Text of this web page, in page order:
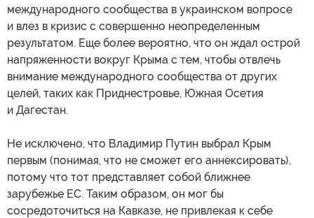
международного сообщества в украинском вопросе
и влез в кризис с совершенно неопределенным
результатом. Еще более вероятно, что он ждал острой
напряженности вокруг Крыма с тем, чтобы отвлечь
внимание международного сообщества от других
целей, таких как Приднестровье, Южная Осетия
и Дагестан.
Не исключено, что Владимир Путин выбрал Крым
первым (понимая, что не сможет его аннексировать),
потому что тот представляет собой ближнее
зарубежье ЕС. Таким образом, он мог бы
сосредоточиться на Кавказе, не привлекая к себе